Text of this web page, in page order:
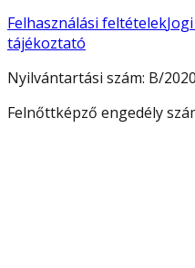
Felhasználási feltételek
tájékoztató
Nyilvántartási szám: B/
Felnőttképző engedély